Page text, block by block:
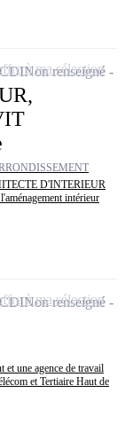
D'INTERIEUR
intérieur
CDINon renseigné
à ma sélection
et une agence de travail
et Tertiaire Haut de
CDINon renseigné
à ma sélection